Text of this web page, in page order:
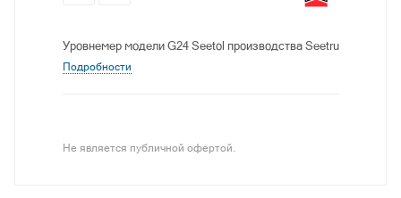
Уровнемер модели G24 Seetol производства Seetru
Подробности
Не является публичной офертой.